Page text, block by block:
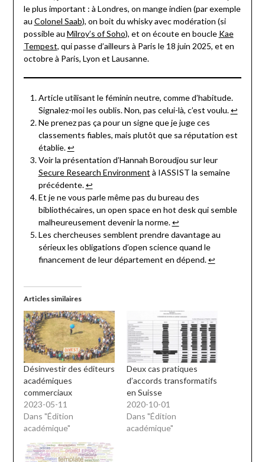
le plus important : à Londres, on mange indien (par exemple
au Colonel Saab), on boit du whisky avec modération (si
possible au Milroy’s of Soho), et on écoute en boucle Kae
Tempest, qui passe d’ailleurs à Paris le 18 juin 2025, et en
octobre à Paris, Lyon et Lausanne.
Article utilisant le féminin neutre, comme d’habitude.
Signalez-moi les oublis. Non, pas celui-là, c’est voulu.↩︎
Ne prenez pas ça pour un signe que je juge ces
classements fiables, mais plutôt que sa réputation est
établie.↩︎
Voir la présentation d’Hannah Boroudjou sur leur
Secure Research Environment à IASSIST la semaine
précédente.↩︎
Et je ne vous parle même pas du bureau des
bibliothécaires, un open space en hot desk qui semble
malheureusement devenir la norme.↩︎
Les chercheuses semblent prendre davantage au
sérieux les obligations d’open science quand le
financement de leur département en dépend.↩︎
Articles similaires
Désinvestir des éditeurs
académiques
commerciaux
2023-05-11
Dans "Édition
académique"
Deux cas pratiques
d’accords transformatifs
en Suisse
2020-10-01
Dans "Édition
académique"